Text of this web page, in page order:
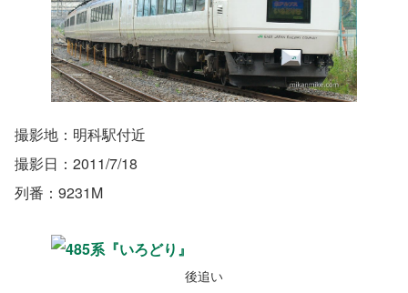
撮影地：明科駅付近
撮影日：2011/7/18
列番：9231M
後追い